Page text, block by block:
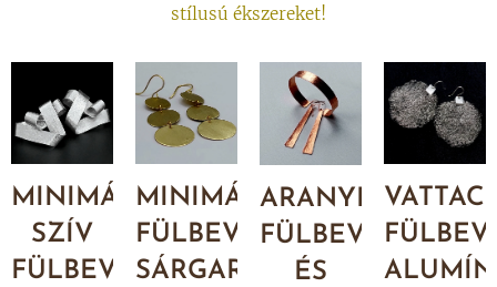
stílusú ékszereket!
MINIMÁL
SZÍV
FÜLBEVALÓ
MINIMÁL
FÜLBEVALÓ
SÁRGARÉZBŐL
ARANYPÁLCA
FÜLBEVALÓ
ÉS